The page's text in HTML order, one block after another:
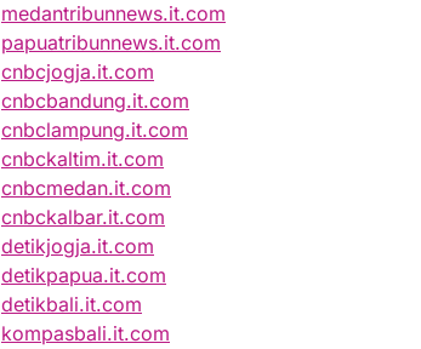
medantribunnews.it.com
papuatribunnews.it.com
cnbcjogja.it.com
cnbcbandung.it.com
cnbclampung.it.com
cnbckaltim.it.com
cnbcmedan.it.com
cnbckalbar.it.com
detikjogja.it.com
detikpapua.it.com
detikbali.it.com
kompasbali.it.com